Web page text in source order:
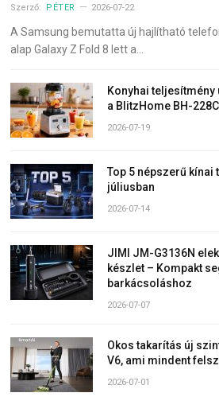
Szerző: PÉTER 2026-07-22
A Samsung bemutatta új hajlítható
alap Galaxy Z Fold 8 lett a…
Konyhai
a BlitzHome BH-
2026-07-19
Top 5 népszerű kínai
júliusban
2026-07-14
JIMI JM-G3136N
készlet – Kompakt
barkácsoláshoz
2026-07-07
Okos takarítás új
V6, ami mindent
2026-07-01